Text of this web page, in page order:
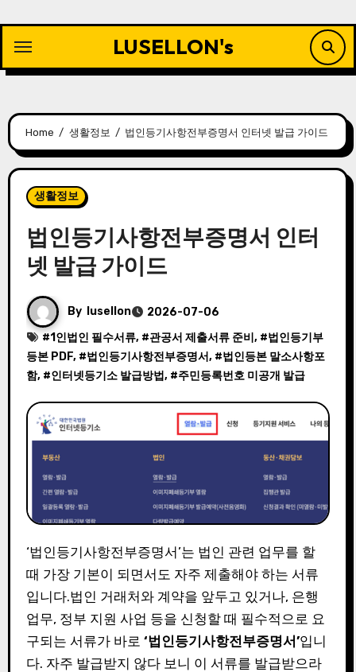
content
LUSELLON's
Home 생활정보 법인등기사항전부증명서 인터넷 발급 가이드
생활정보
법인등기사항전부증명서 인터
넷 발급 가이드
By lusellon
2026-07-06
#1인법인 필수서류, #관공서 제출서류 준비 , #법인등기부
등본 PDF, #법인등기사항전부증명서, #법인등본 말소사항포
함, #인터넷등기소 발급방법, #주민등록번호 미공개 발급
‘법인등기사항전부증명서’는 법인 관련 업무를 할
때 가장 기본이 되면서도 자주 제출해야 하는 서류
입니다.법인 거래처와 계약을 앞두고 있거나, 은행
업무, 정부 지원 사업 등을 신청할 때 필수적으로 요
구되는 서류가 바로 ‘법인등기사항전부증명서’입니
다. 자주 발급받지 않다 보니 이 서류를 발급받으라